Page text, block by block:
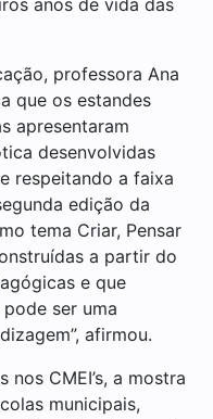
anos de vida das
professora Ana
que os estandes
apresentaram
desenvolvidas
respeitando a faixa
edição da
tema Criar, Pensar
a partir do
e que
ser uma
afirmou.
CMEI’s, a mostra
municipais,